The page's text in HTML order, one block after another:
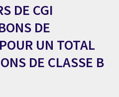
DE CGI
DE
UN TOTAL
DE CLASSE B